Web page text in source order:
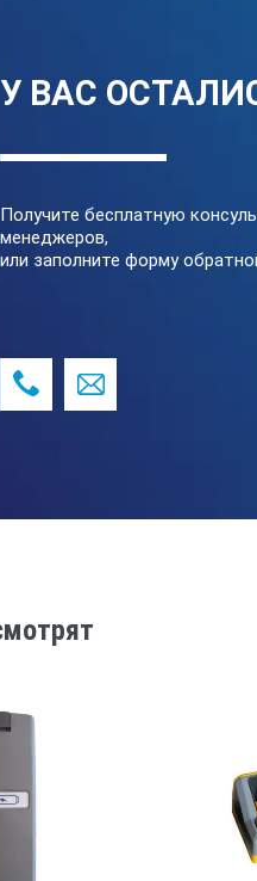
У ВАС
Получите бесплатную
менеджеров,
или заполните форму